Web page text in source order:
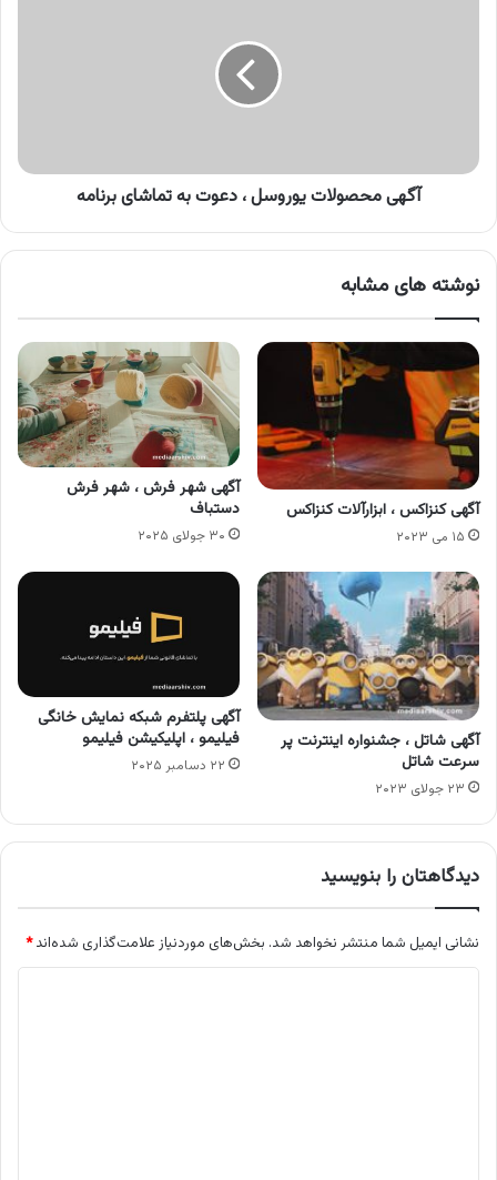
آگهی محصولات یوروسل ، دعوت به تماشای برنامه
نوشته های مشابه
آگهی کنزاکس ، ابزارآلات کنزاکس
۱۵ می ۲۰۲۳
آگهی شهر فرش ، شهر فرش
دستباف
۳۰ جولای ۲۰۲۵
آگهی شاتل ، جشنواره اینترنت پر
سرعت شاتل
۲۳ جولای ۲۰۲۳
آگهی پلتفرم شبکه نمایش خانگی
فیلیمو ، اپلیکیشن فیلیمو
۲۲ دسامبر ۲۰۲۵
دیدگاهتان را بنویسید
نشانی ایمیل شما منتشر نخواهد شد. بخش‌های موردنیاز علامت‌گذاری شده‌اند*